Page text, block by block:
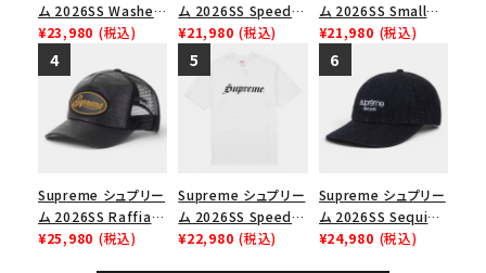
ム 2026SS Washed
Chino Twill Camp
Cap ウォッシュド チ
ノツイル キャンプキャ
ップ ブラック
¥23,980 (税込)
ム 2026SS Speed
Tee スピードTシャツ
ブラック
¥21,980 (税込)
ム 2026SS Small
Box Tee スモールボ
ックスTシャツ ブラッ
ク
¥21,980 (税込)
Supreme シュプリー
ム 2026SS Raffia
Mesh Back 5-Panel
¥25,980 (税込)
Supreme シュプリー
ム 2026SS Speed
Tee スピードTシャツ
¥22,980 (税込)
Supreme シュプリー
ム 2026SS Sequin
Denim Classic
¥24,980 (税込)